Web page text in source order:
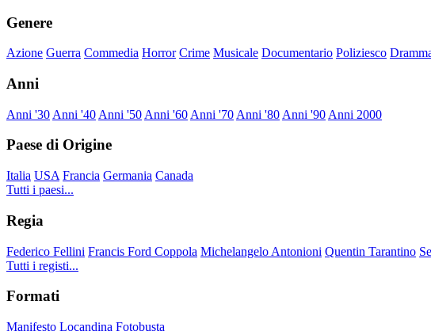
Genere
Azione Guerra Commedia Horror Crime Musicale Documentario Poliziesco
Anni
Anni '30 Anni '40 Anni '50 Anni '60 Anni '70 Anni '80 Anni '90 Anni 2000
Paese di Origine
Italia USA Francia Germania Canada
Tutti i paesi...
Regia
Federico Fellini Francis Ford Coppola Michelangelo Antonioni Quentin Tarantino
Tutti i registi...
Formati
Manifesto Locandina Fotobusta